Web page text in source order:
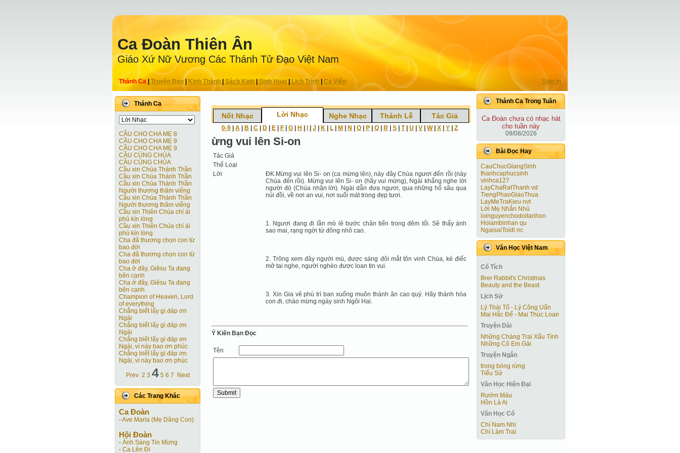
Ca Ðoàn Thiên Ân
Giáo Xứ Nữ Vương Các Thánh Tử Ðạo Việt Nam
Thánh Ca Truyện Ðạo| Kinh Thánh Sách Kinh|Sinh Hoạt| Lịch Trình Ca Viên Sign In
Thánh Ca
CẦU CHO CHA MẸ 8
CẦU CHO CHA MẸ 9
CẦU CHO CHA MẸ 9
CẦU CÙNG CHÚA
CẦU CÙNG CHÚA
Cầu xin Chúa Thánh Thần
Cầu xin Chúa Thánh Thần
Cầu xin Chúa Thánh Thần
Người thương thăm viếng
Cầu xin Chúa Thánh Thần
Người thương thăm viếng
Cầu xin Thiên Chúa chí ái
phủ kín lòng
Cầu xin Thiên Chúa chí ái
phủ kín lòng
Cha đã thương chọn con từ
bao đời
Cha đã thương chọn con từ
bao đời
Cha ở đây, Giêsu Ta đang
bên cạnh
Cha ở đây, Giêsu Ta đang
bên cạnh
Champion of Heaven, Lord
of everything
Chẳng biết lấy gì đáp ơn
Ngài
Chẳng biết lấy gì đáp ơn
Ngài
Chẳng biết lấy gì đáp ơn
Ngài, vì này bao ơn phúc
Chẳng biết lấy gì đáp ơn
Ngài, vì này bao ơn phúc
Prev 2 3 4 5 6 7 Next
Các Trang Khác
Ca Ðoàn
-Ave Maria (Mẹ Dâng Con)
Hội Ðoàn
- Ánh Sáng Tin Mừng
- Ca Lên Đi
Nốt Nhạc Lời Nhạc Nghe Nhạc Thánh Lễ Tác Giả
0-9 A B C D E F G H J K L M N O P Q R S T| U V W| X Y Z
ừng vui lên Si-on
Tác Giả
Thể Loại
Lời
ĐK.Mừng vui lên Si- on (ca mừng lên), này đây Chúa ngươi đến rồi (này
Chúa đến rồi). Mừng vui lên Si- on (hãy vui mừng), Ngài khấng nghe lời
người đó (Chúa nhận lời). Ngài dẫn đưa ngươi, qua những hố sâu qua
núi đồi, về nơi an vui, nơi suối mát trong đẹp tươi.
1. Ngươi đang đi lần mò lê bước chân tiến trong đêm tối. Sẽ thấy ánh
sao mai, rạng ngời từ đông nhô cao.
2. Trông xem đây người mù, được sáng đôi mắt tôn vinh Chúa, kẻ điếc
mở tai nghe, người nghèo được loan tin vui.
3. Xin Gia vê phù trì ban xuống muôn thánh ân cao quý. Hãy thánh hóa
con đi, chào mừng ngày sinh Ngôi Hai.
Ý Kiến Bạn Ðọc
Tên
Thánh Ca Trong Tuần
Ca Ðoàn chưa có nhạc hát
cho tuần này
09/08/2026
Bài Ðọc Hay
CauChucGiangSinh
thanhcaphucsinh
vinhca127
LayChaRatThanh vd
TiengPhaoGiaoThua
LayMeTraKieu nvt
Lời Mẹ Nhắn Nhủ
loinguyenchodoitanhon
Hoiambinhan qu
NgaisaiToidi nc
Văn Học Việt Nam
Cổ Tích
Brer Rabbit's Christmas
Beauty and the Beast
Lịch Sử
Lý Thái Tổ - Lý Công Uẩn
Mai Hắc Đế - Mai Thúc Loan
Truyện Dài
Những Chàng Trai Xấu Tính
Những Cô Em Gái
Truyện Ngắn
trong bóng rừng
Tiểu Sử
Văn Học Hiện Ðại
Rướm Máu
Hồn Là Ai
Văn Học Cổ
Chí Nam Nhi
Chí Làm Trai